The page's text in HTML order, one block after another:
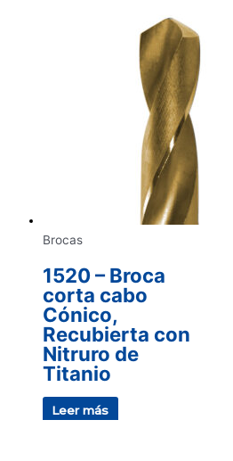
Brocas
1520 – Broca
corta cabo
Cónico,
Recubierta con
Nitruro de
Titanio
Leer más